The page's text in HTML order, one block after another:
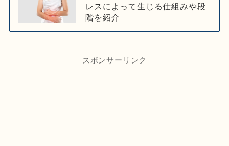
レスによって生じる仕組みや段
階を紹介
スポンサーリンク